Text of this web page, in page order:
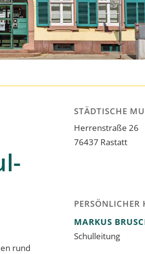
rund
STÄDTISCHE
Herrenstraße 26
76437 Rastatt
PERSÖNLICHER
MARKUS
Schulleitung